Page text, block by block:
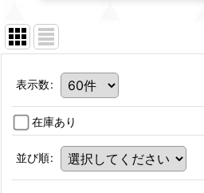
表示数:
在庫あり
並び順: